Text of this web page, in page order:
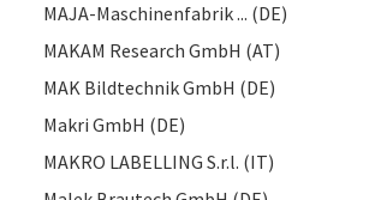
MAJA-Maschinenfabrik ... (DE)
MAKAM Research GmbH (AT)
MAK Bildtechnik GmbH (DE)
Makri GmbH (DE)
MAKRO LABELLING S.r.l. (IT)